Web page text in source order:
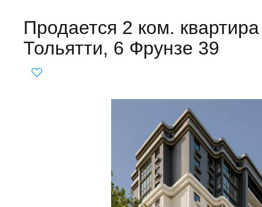
Продается 2 ком.
Тольятти, 6 Фрунзе 39